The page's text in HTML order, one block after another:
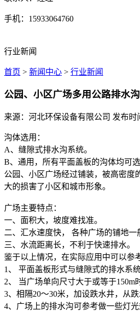
手机：15933064760
行业新闻
首页 > 新闻中心 > 行业新闻
公园、小区广场多用公路排水沟
来源：河北环保设备有限公司 发布时
沟体选用：
A、缝隙式排水沟系统。
B、通用，所有平面盖板的沟体均可选
公园、小区广场经过铺装，被高密度
大的损害了小区和城市形象。
广场主要特点：
一、面积大，坡度难找准。
二、汇水速度快， 各种广场的铺地
三、水流距离长，不利于快速排水。
鉴于以上情况，在实际应用中可以参
1、 平面盖板形式与缝隙式的排水系
2、 当广场单向尺寸大于或等于
3、相隔20～30米，加设跌水井，从
4、广场上的排水沟可参考做一些灯光